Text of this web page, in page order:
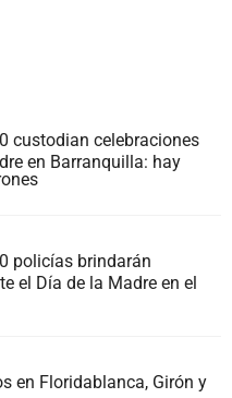
custodian celebraciones
en Barranquilla: hay
policías brindarán
el Día de la Madre en el
en Floridablanca, Girón y